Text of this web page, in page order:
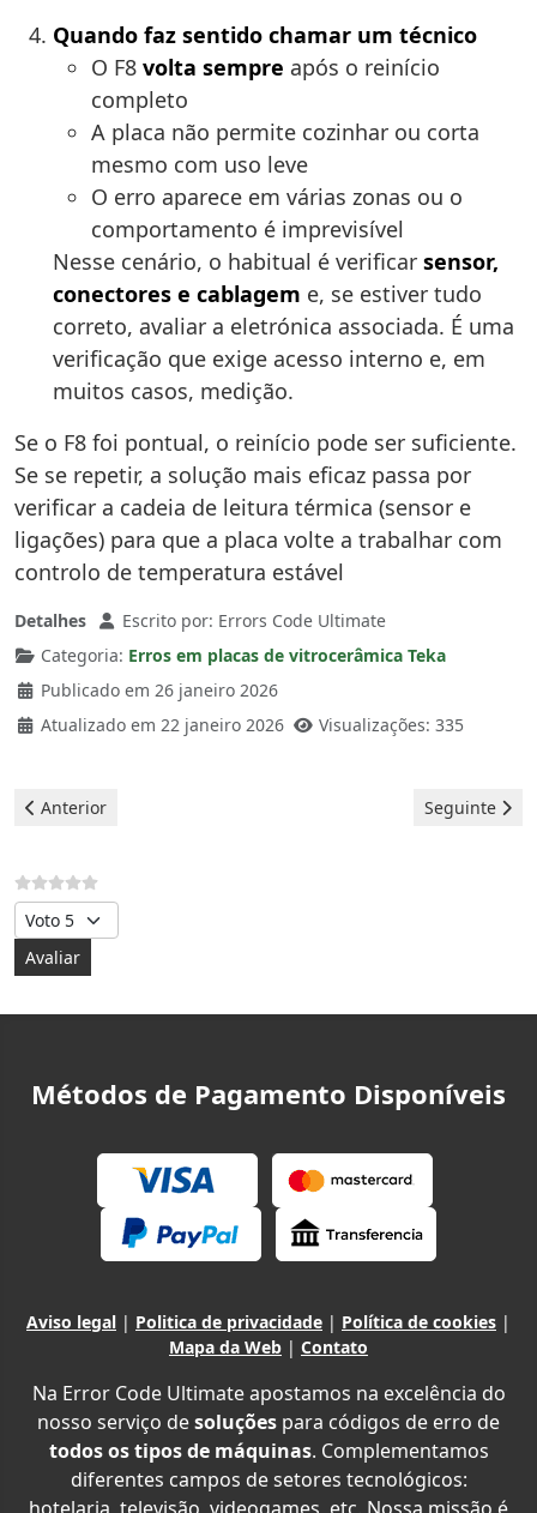
Quando faz sentido chamar um técnico
O F8 volta sempre após o reinício
completo
A placa não permite cozinhar ou corta
mesmo com uso leve
O erro aparece em várias zonas ou o
comportamento é imprevisível
Nesse cenário, o habitual é verificar sensor,
conectores e cablagem e, se estiver tudo
correto, avaliar a eletrónica associada. É uma
verificação que exige acesso interno e, em
muitos casos, medição.
Se o F8 foi pontual, o reinício pode ser suficiente.
Se se repetir, a solução mais eficaz passa por
verificar a cadeia de leitura térmica (sensor e
ligações) para que a placa volte a trabalhar com
controlo de temperatura estável
Detalhes Escrito por: Errors Code Ultimate
Categoria: Erros em placas de vitrocerâmica Teka
Publicado em 26 janeiro 2026
Atualizado em 22 janeiro 2026
Visualizações: 335
Artigo anterior: Placa vitrocerâmica Teka - Erro F01
Anterior Artigo
Seguinte
Avalie, por favor
Métodos de Pagamento Disponíveis
Aviso legal | Politica de privacidade | Política de cookies |
Mapa da Web | Contato
Na Error Code Ultimate apostamos na excelência do
nosso serviço desoluções para códigos de erro de
todos os tipos de máquinas. Complementamos
diferentes campos de setores tecnológicos: